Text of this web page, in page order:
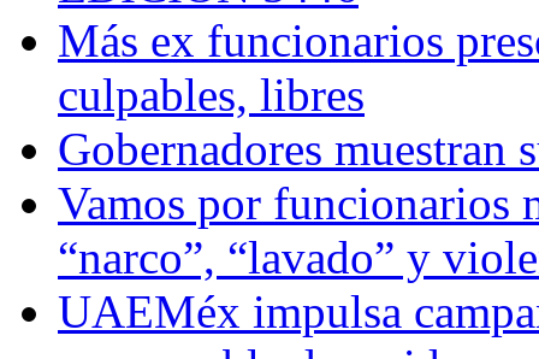
Más ex funcionarios
culpables, libres
Gobernadores muestran
Vamos por funcionarios
“narco”, “lavado” y
UAEMéx impulsa